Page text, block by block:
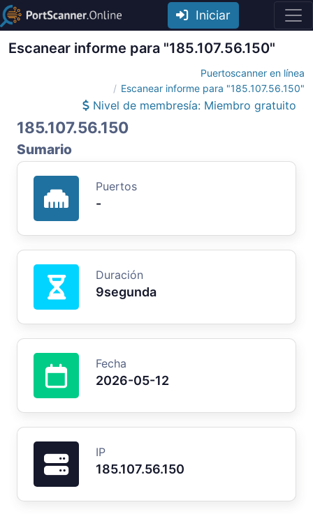
Iniciar
Escanear informe para "185.107.56.150"
Puertoscanner en línea
Escanear informe para "185.107.56.150"
Nivel de membresía: Miembro gratuito
185.107.56.150
Sumario
Puertos
-
Duración
9segunda
Fecha
2026-05-12
IP
185.107.56.150